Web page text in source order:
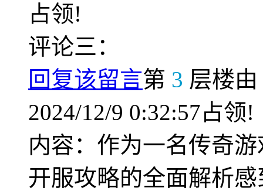
占领!
评论三：
回复该留言第 3 层楼由
2024/12/9 0:32:57占领!
内容：作为一名传奇
开服攻略的全面解析